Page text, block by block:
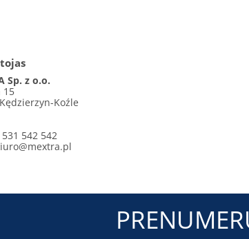
Sp. z o.o.
15
Koźle
542 542